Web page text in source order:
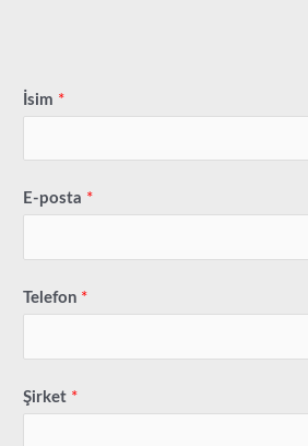
İsim *
E-posta *
Telefon *
Şirket *